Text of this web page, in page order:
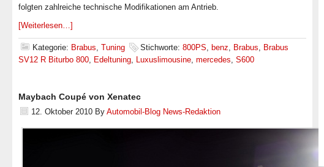
folgten zahlreiche technische Modifikationen am Antrieb.
[Weiterlesen…]
Kategorie: Brabus, Tuning Stichworte: 800PS, benz, Brabus, Brabus
SV12 R Biturbo 800, Edeltuning, Luxuslimousine, mercedes, S600
Maybach Coupé von Xenatec
12. Oktober 2010 By Automobil-Blog News-Redaktion